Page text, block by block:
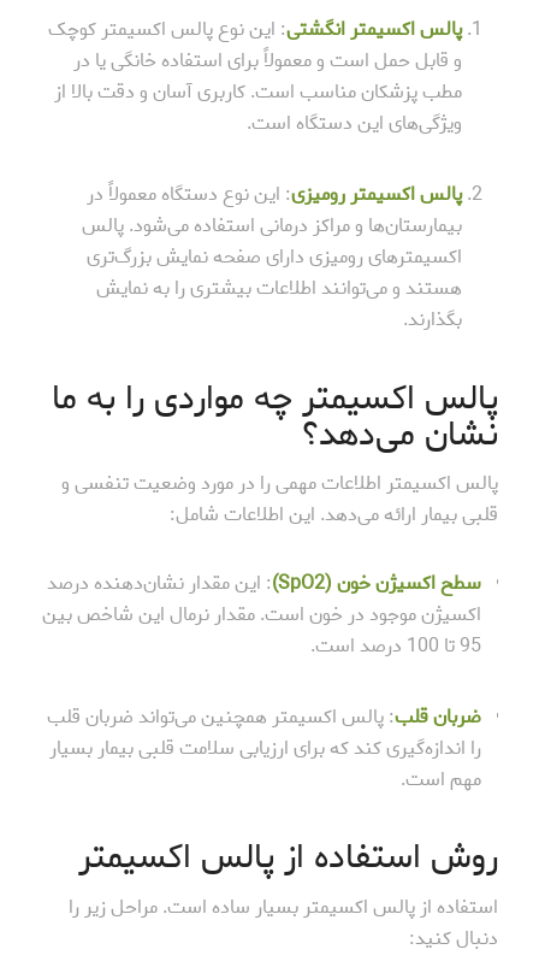
پالس اکسیمتر انگشتی: این نوع پالس اکسیمتر کوچک
و قابل حمل است و معمولاً برای استفاده خانگی یا در
مطب پزشکان مناسب است. کاربری آسان و دقت بالا از
ویژگی‌های این دستگاه است.
پالس اکسیمتر رومیزی: این نوع دستگاه معمولاً در
بیمارستان‌ها و مراکز درمانی استفاده می‌شود. پالس
اکسیمترهای رومیزی دارای صفحه نمایش بزرگ‌تری
هستند و می‌توانند اطلاعات بیشتری را به نمایش
بگذارند.
پالس اکسیمتر چه مواردی را به ما
نشان می‌دهد؟
پالس اکسیمتر اطلاعات مهمی را در مورد وضعیت تنفسی و
قلبی بیمار ارائه می‌دهد. این اطلاعات شامل:
سطح اکسیژن خون (SpO2
): این مقدار نشان‌دهنده درصد
اکسیژن موجود در خون است. مقدار نرمال این شاخص بین
95 تا 100 درصد است.
ضربان قلب: پالس اکسیمتر همچنین می‌تواند ضربان قلب
را اندازه‌گیری کند که برای ارزیابی سلامت قلبی بیمار بسیار
مهم است.
روش استفاده از پالس اکسیمتر
استفاده از پالس اکسیمتر بسیار ساده است. مراحل زیر را
دنبال کنید: